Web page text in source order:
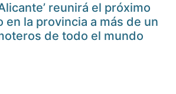
reunirá el próximo
en la provincia a más de un
de todo el mundo